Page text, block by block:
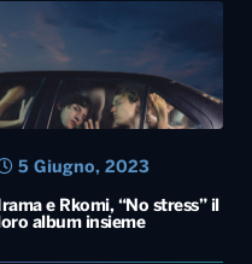
Irama e Rkomi, “No stress” il
loro album insieme
5 Giugno, 2023